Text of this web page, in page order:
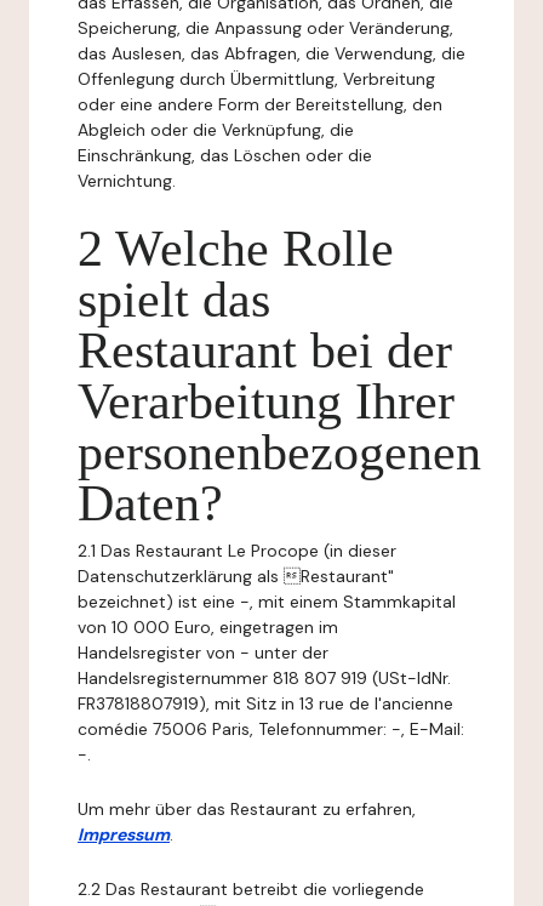
Speicherung, die Anpassung oder Veränderung,
das Auslesen, das Abfragen, die Verwendung, die
Offenlegung durch Übermittlung, Verbreitung
oder eine andere Form der Bereitstellung, den
Abgleich oder die Verknüpfung, die
Einschränkung, das Löschen oder die
Vernichtung.
2 Welche Rolle
spielt das
Restaurant bei der
Verarbeitung Ihrer
personenbezogenen
Daten?
2.1 Das Restaurant Le Procope (in dieser
Datenschutzerklärung als Restaurant"
bezeichnet) ist eine -, mit einem Stammkapital
von 10 000 Euro, eingetragen im
Handelsregister von - unter der
Handelsregisternummer 818 807 919 (USt-IdNr.
FR37818807919), mit Sitz in 13 rue de l'ancienne
comédie 75006 Paris, Telefonnummer: -, E-Mail:
-.
Um mehr über das Restaurant zu erfahren,
Impressum.
2.2 Das Restaurant betreibt die vorliegende